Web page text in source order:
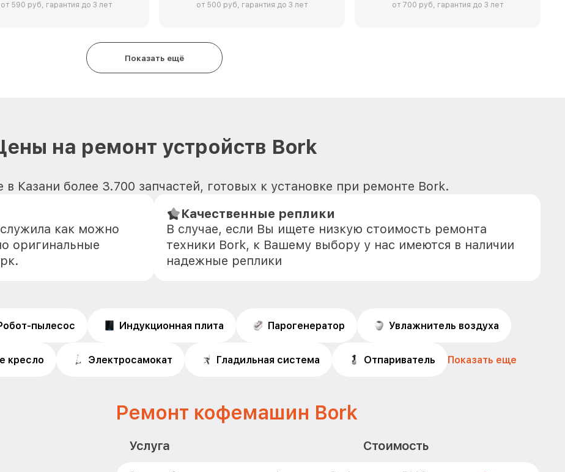
от 590 руб, гарантия до 3 лет от 500 руб, гарантия до 3 лет от 700 руб, гарантия до 3 лет
Показать ещё
на ремонт устройств Bork
Казани более 3.700 запчастей, готовых к установке при ремонте Bork.
как можно
оригинальные
Качественные реплики
В случае, если Вы ищете низкую стоимость ремонта
техники Bork, к Вашему выбору у нас имеются в наличии
надежные реплики
пылесос Индукционная плита Парогенератор Увлажнитель воздуха
кресло Электросамокат Гладильная система Отпариватель Показать еще
Ремонт кофемашин Bork
Услуга Стоимость